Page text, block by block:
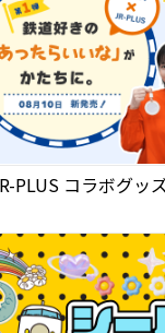
PLUS コラボグッ